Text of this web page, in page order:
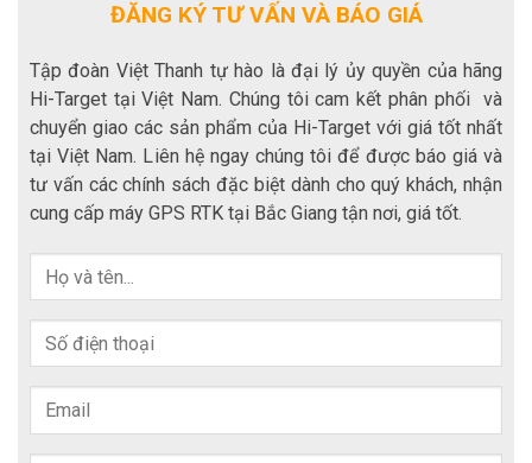
ĐĂNG KÝ TƯ VẤN VÀ BÁO GIÁ
Tập đoàn Việt Thanh tự hào là đại lý ủy quyền của hãng
Hi-Target tại Việt Nam. Chúng tôi cam kết phân phối và
chuyển giao các sản phẩm của Hi-Target với giá tốt nhất
tại Việt Nam. Liên hệ ngay chúng tôi để được báo giá và
tư vấn các chính sách đặc biệt dành cho quý khách, nhận
cung cấp máy GPS RTK tại Bắc Giang tận nơi, giá tốt.